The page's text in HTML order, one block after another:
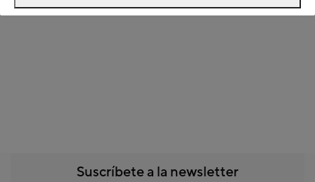
Suscríbete a la newsletter